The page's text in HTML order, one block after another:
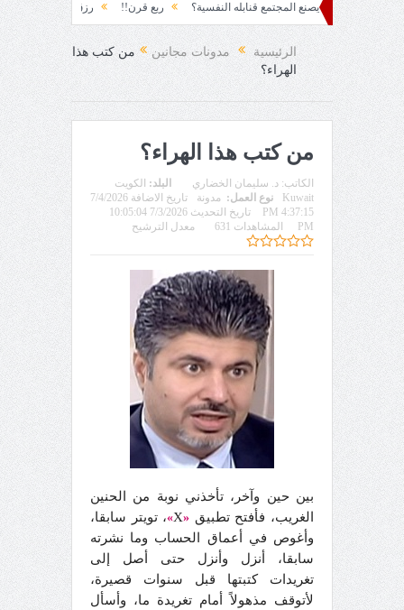
كيف يصنع المجتمع قنابله النفسية؟ ربع قرن!! رزقٌ من يستكثره؟!
العقاد!!
الرئيسية مدونات مجانين
من كتب هذا
الهراء؟
من كتب هذا الهراء؟
الكاتب: د. سليمان الخضاري البلد: الكويت
Kuwait
نوع العمل: مدونة
تاريخ الاضافة 7/4/2026
4:37:15 PM
تاريخ التحديث 7/3/2026 10:05:04
PM
المشاهدات 631 معدل الترشيح
بين حين وآخر، تأخذني نوبة من الحنين
الغريب، فأفتح تطبيق «
X
»، تويتر سابقا،
وأغوص في أعماق الحساب وما نشرته
سابقا، أنزل وأنزل حتى أصل إلى
تغريدات كتبتها قبل سنوات قصيرة،
لأتوقف مذهولاً أمام تغريدة ما، وأسأل